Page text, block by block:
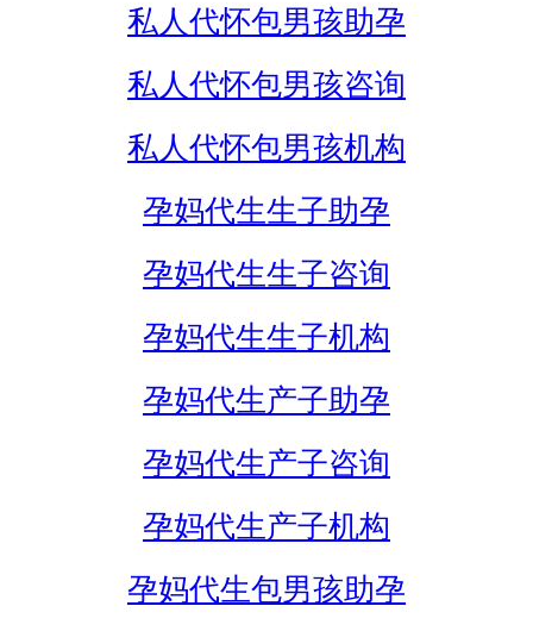
私人代怀包男孩助孕
私人代怀包男孩咨询
私人代怀包男孩机构
孕妈代生生子助孕
孕妈代生生子咨询
孕妈代生生子机构
孕妈代生产子助孕
孕妈代生产子咨询
孕妈代生产子机构
孕妈代生包男孩助孕